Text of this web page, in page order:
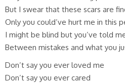
But I swear that these scars are
Only you could’ve hurt me in this
I might be blind but you’ve told
Between mistakes and what you
Don’t say you ever loved me
Don’t say you ever cared